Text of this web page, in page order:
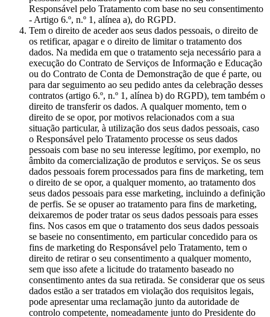
Responsável pelo Tratamento com base no seu consentimento
- Artigo 6.º, n.º 1, alínea a), do RGPD.
Tem o direito de aceder aos seus dados pessoais, o direito de
os retificar, apagar e o direito de limitar o tratamento dos
dados. Na medida em que o tratamento seja necessário para a
execução do Contrato de Serviços de Informação e Educação
ou do Contrato de Conta de Demonstração de que é parte, ou
para dar seguimento ao seu pedido antes da celebração desses
contratos (artigo 6.º, n.º 1, alínea b) do RGPD), tem também o
direito de transferir os dados. A qualquer momento, tem o
direito de se opor, por motivos relacionados com a sua
situação particular, à utilização dos seus dados pessoais, caso
o Responsável pelo Tratamento processe os seus dados
pessoais com base no seu interesse legítimo, por exemplo, no
âmbito da comercialização de produtos e serviços. Se os seus
dados pessoais forem processados para fins de marketing, tem
o direito de se opor, a qualquer momento, ao tratamento dos
seus dados pessoais para esse marketing, incluindo a definição
de perfis. Se se opuser ao tratamento para fins de marketing,
deixaremos de poder tratar os seus dados pessoais para esses
fins. Nos casos em que o tratamento dos seus dados pessoais
se baseie no consentimento, em particular concedido para os
fins de marketing do Responsável pelo Tratamento, tem o
direito de retirar o seu consentimento a qualquer momento,
sem que isso afete a licitude do tratamento baseado no
consentimento antes da sua retirada. Se considerar que os seus
dados estão a ser tratados em violação dos requisitos legais,
pode apresentar uma reclamação junto da autoridade de
controlo competente, nomeadamente junto do Presidente do